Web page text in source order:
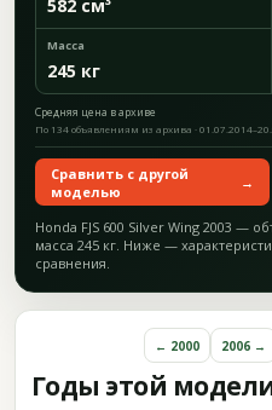
582 см³
Масса
245 кг
Средняя цена в архиве
По 134 объявлениям из архива ·
Сравнить с другой
моделью
→
Honda FJS 600 Silver Wing 2003 —
масса 245 кг. Ниже —
сравнения.
Годы этой
← 2000 2006 →